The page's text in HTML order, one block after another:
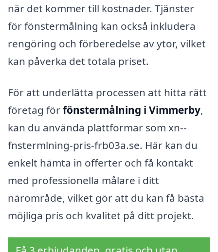
när det kommer till kostnader. Tjänster
för fönstermålning kan också inkludera
rengöring och förberedelse av ytor, vilket
kan påverka det totala priset.
För att underlätta processen att hitta rätt
företag förfönstermålning i Vimmerby,
kan du använda plattformar som xn--
fnstermlning-pris-frb03a.se. Här kan du
enkelt hämta in offerter och få kontakt
med professionella målare i ditt
närområde, vilket gör att du kan få bästa
möjliga pris och kvalitet på ditt projekt.